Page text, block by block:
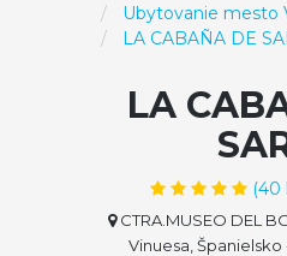
Ubytovanie mesto
LA CABAÑA DE
LA
(40
CTRA.MUSEO DEL
Vinuesa, Španielsko